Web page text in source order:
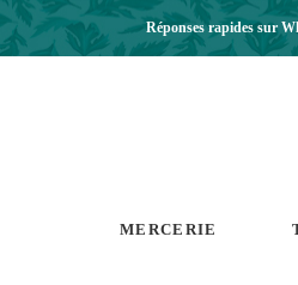
Réponses rapides sur
MERCERIE